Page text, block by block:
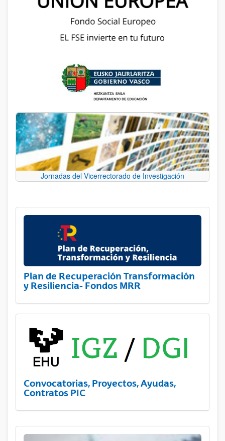
Jornadas del Vicerrectorado de Investigación
Plan de Recuperación Transformación
y Resiliencia- Fondos MRR
Convocatorias, Proyectos, Ayudas,
Contratos PIC